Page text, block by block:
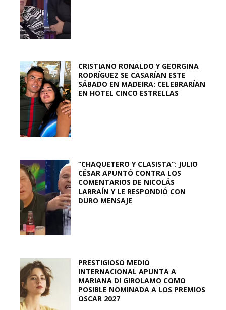
CRISTIANO RONALDO Y GEORGINA
RODRÍGUEZ SE CASARÍAN ESTE
SÁBADO EN MADEIRA: CELEBRARÍAN
EN HOTEL CINCO ESTRELLAS
“CHAQUETERO Y CLASISTA”: JULIO
CÉSAR APUNTÓ CONTRA LOS
COMENTARIOS DE NICOLÁS
LARRAÍN Y LE RESPONDIÓ CON
DURO MENSAJE
PRESTIGIOSO MEDIO
INTERNACIONAL APUNTA A
MARIANA DI GIROLAMO COMO
POSIBLE NOMINADA A LOS PREMIOS
OSCAR 2027